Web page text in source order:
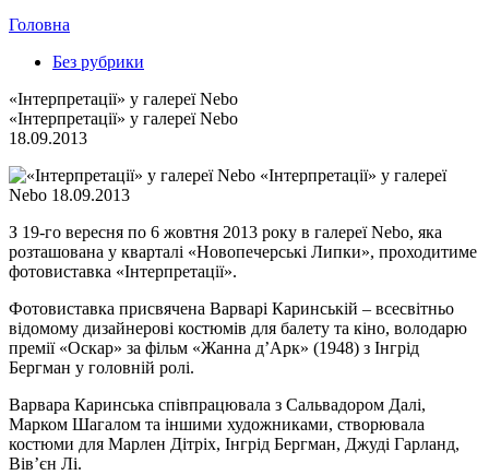
Головна
Без рубрики
«Інтерпретації» у галереї Nebo
«Інтерпретації» у галереї Nebo
18.09.2013
«Інтерпретації» у галереї
Nebo 18.09.2013
З 19-го вересня по 6 жовтня 2013 року в галереї Nebo, яка
розташована у кварталі «Новопечерські Липки», проходитиме
фотовиставка «Інтерпретації».
Фотовиставка присвячена Варварі Каринській – всесвітньо
відомому дизайнерові костюмів для балету та кіно, володарю
премії «Оскар» за фільм «Жанна д’Арк» (1948) з Інгрід
Бергман у головній ролі.
Варвара Каринська співпрацювала з Сальвадором Далі,
Марком Шагалом та іншими художниками, створювала
костюми для Марлен Дітріх, Інгрід Бергман, Джуді Гарланд,
Вів’єн Лі.